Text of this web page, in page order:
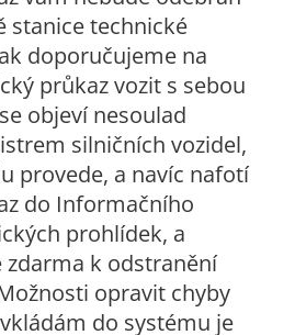
stanice technické
doporučujeme na
průkaz vozit s sebou
objeví nesoulad
silničních vozidel,
provede, a navíc nafotí
do Informačního
prohlídek, a
zdarma k odstranění
opravit chyby
do systému je